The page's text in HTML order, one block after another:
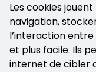
Les cookies
navigation,
l’interaction
et plus facile. Ils
internet de cibler